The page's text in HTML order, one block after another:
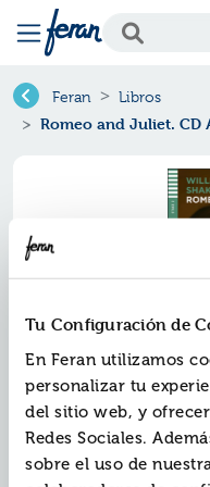
Tu Configuración de
En Feran utilizamos
personalizar tu
del sitio web, y
Redes Sociales.
sobre el uso de
Feran Libros
Romeo and Juliet. CD
Romeo and